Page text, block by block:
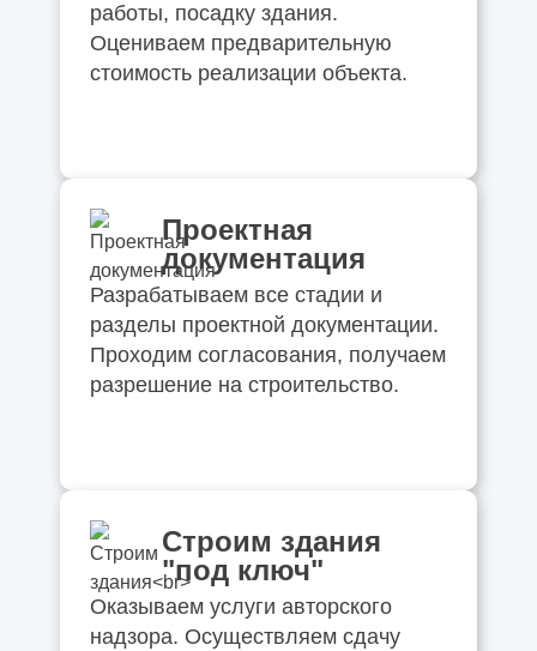
работы, посадку здания.
Оцениваем предварительную
стоимость реализации объекта.
Проектная
документация
Разрабатываем все стадии и
разделы проектной документации.
Проходим согласования, получаем
разрешение на строительство.
Строим здания
"под ключ"
Оказываем услуги авторского
надзора. Осуществляем сдачу